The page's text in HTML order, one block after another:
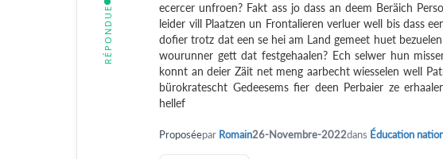
RÉPONDUE
ecercer unfroen? Fakt ass jo dass an deem Beräich
leider vill Plaatzen un Frontalieren verluer well bis dass
dofier trotz dat een se hei am Land gemeet huet
wourunner gett dat festgehaalen? Ech selwer hun
konnt an deier Zäit net meng aarbecht wiesselen well
bürokratescht Gedeesems fier deen Perbaier ze
hellef
Proposéepar Romain26-Novembre-2022dans Éducation